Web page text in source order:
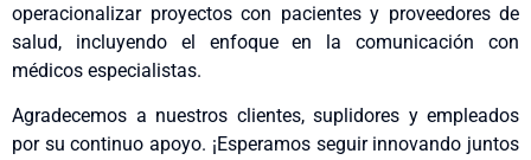
operacionalizar proyectos con pacientes y proveedores de
salud, incluyendo el enfoque en la comunicación con
médicos especialistas.
Agradecemos a nuestros clientes, suplidores y empleados
por su continuo apoyo. ¡Esperamos seguir innovando juntos